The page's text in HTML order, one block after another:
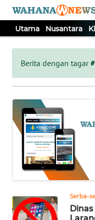
Utama Nusantara
Berita dengan tagar
Serba-
Tutup
UTAMA
NUSANTARA
KHAS
SERBA-
SERBI
OPINI